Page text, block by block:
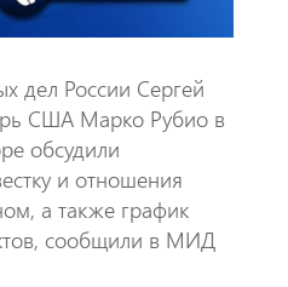
дел России Сергей
США Марко Рубио в
обсудили
и отношения
а также график
сообщили в МИД